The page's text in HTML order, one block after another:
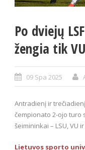
Po dviejų
žengia tik VU
09 Spa 2025
Antradienį ir
čempionato 2-ojo turo
šeimininkai – LSU, VU
Lietuvos sporto